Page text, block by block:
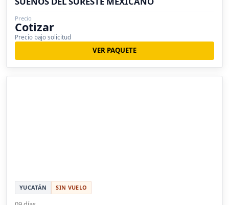
Precio
Cotizar
Precio bajo solicitud
VER PAQUETE
YUCATÁN SIN VUELO